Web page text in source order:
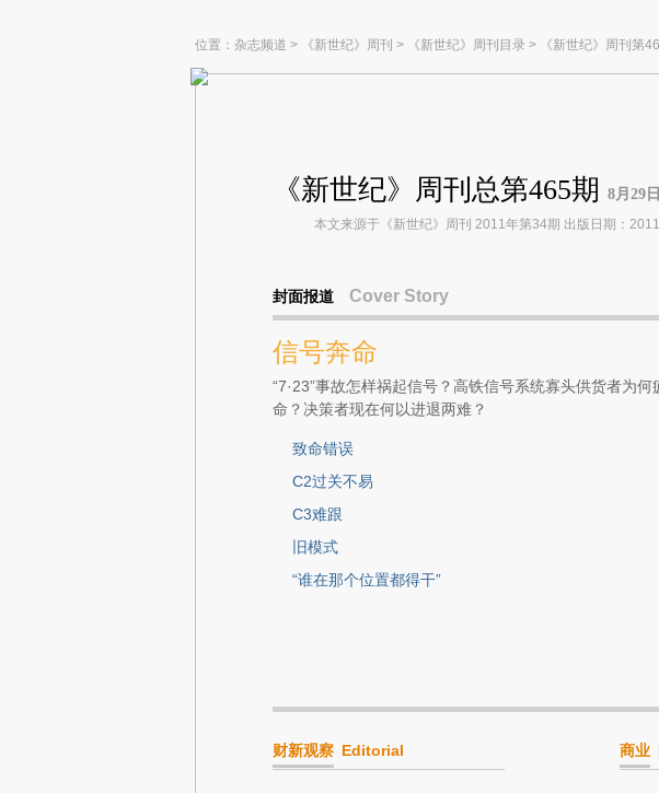
位置： 杂志频道 > 《新世纪》周刊 > 《新世纪》周刊目录> 《新世纪》周刊第
《新世纪》周刊总第465期 8月29
本文来源于《新世纪》周刊 2011年第34期 出版日期：
封面报道 Cover Story
信号奔命
“7·23”事故怎样祸起信号？高铁信号系统寡头供货者为何
命？决策者现在何以进退两难？
致命错误
C2过关不易
C3难跟
旧模式
“谁在那个位置都得干”
财新观察 Editorial 商业